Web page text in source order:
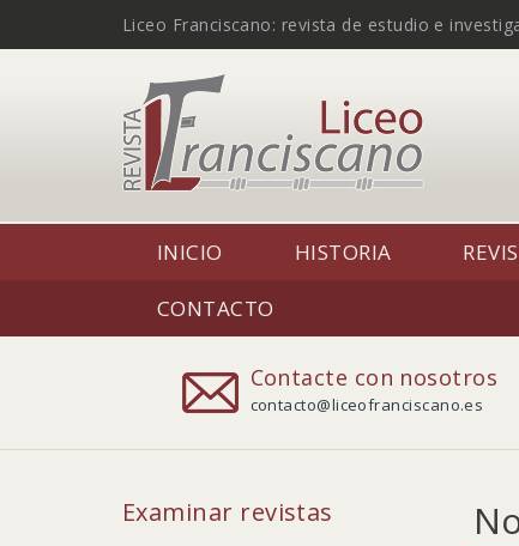
Liceo Franciscano: revista de estudio e
INICIO HISTORIA
CONTACTO
Contacte con nosotros
contacto@liceofranciscano.es
Examinar revistas